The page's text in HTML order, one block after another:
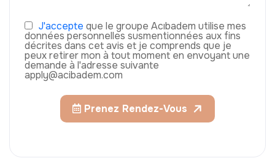
J'accepte que le groupe Acıbadem utilise mes
données personnelles susmentionnées aux fins
décrites dans cet avis et je comprends que je
peux retirer mon à tout moment en envoyant une
demande à l'adresse suivante
apply@acibadem.com
Prenez Rendez-Vous